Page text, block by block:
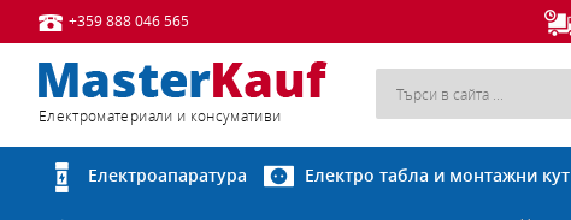
+359 888 046 565
Eлектроматериали и консумативи
Електроапаратура Електро табла и монтажни